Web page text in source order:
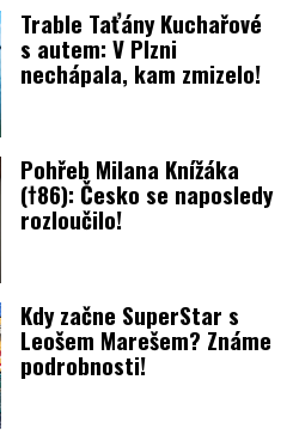
Trable Taťány Kuchařové
s autem: V Plzni
nechápala, kam zmizelo!
Pohřeb Milana Knížáka
(†86): Česko se naposledy
rozloučilo!
Kdy začne SuperStar s
Leošem Marešem? Známe
podrobnosti!